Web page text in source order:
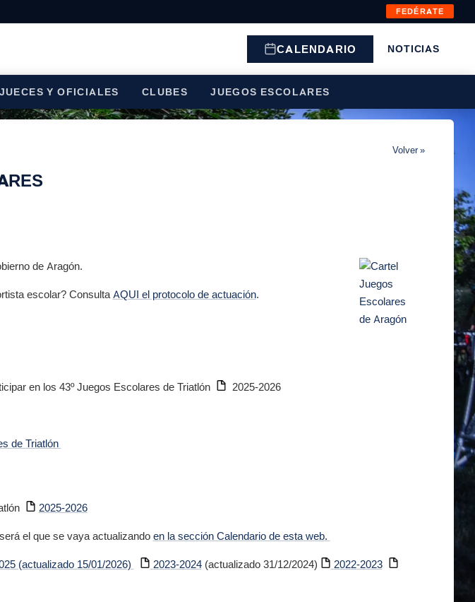
FEDÉRATE
CALENDARIO NOTICIAS
JUECES Y OFICIALES CLUBES JUEGOS ESCOLARES
Volver »
de Aragón.
escolar? ConsultaAQUI el protocolo de actuación.
en los 43º Juegos Escolares de Triatlón
2025-2026
de Triatlón
2025-2026
el que se vaya actualizando en la sección Calendario de esta web.
(actualizado 15/01/2026) 2023-2024(actualizado 31/12/2024)
2022-2023